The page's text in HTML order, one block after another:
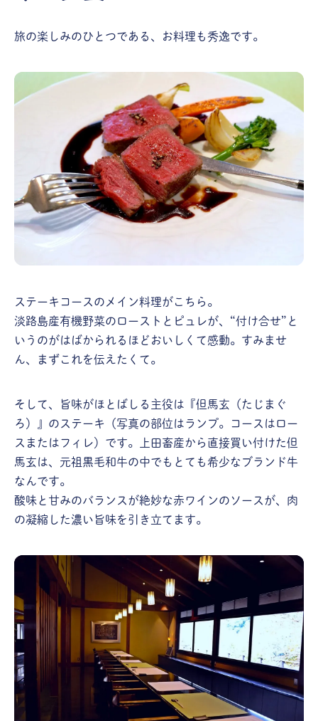
旅の楽しみのひとつである、お料理も秀逸です。
ステーキコースのメイン料理がこちら。
淡路島産有機野菜のローストとピュレが、“付け合せ”と
いうのがはばかられるほどおいしくて感動。すみませ
ん、まずこれを伝えたくて。
そして、旨味がほとばしる主役は『但馬玄（たじまぐ
ろ）』のステーキ（写真の部位はランプ。コースはロー
スまたはフィレ）です。上田畜産から直接買い付けた但
馬玄は、元祖黒毛和牛の中でもとても希少なブランド牛
なんです。
酸味と甘みのバランスが絶妙な赤ワインのソースが、肉
の凝縮した濃い旨味を引き立てます。